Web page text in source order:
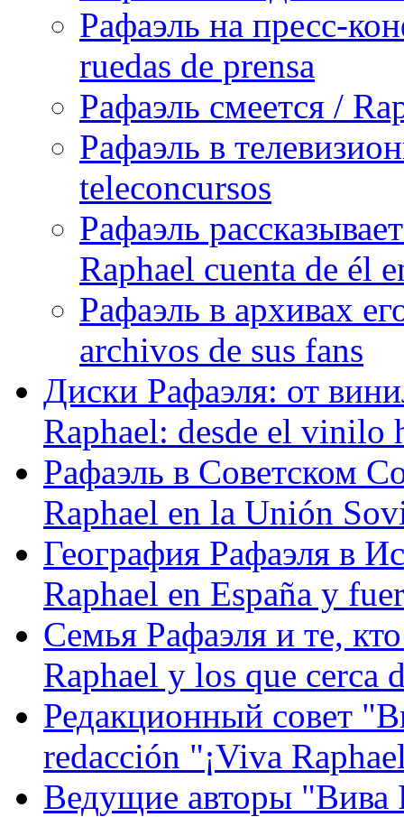
Рафаэль на пресс-
ruedas de prensa
Рафаэль смеется /
Рафаэль в
teleconcursos
Рафаэль
Raphael cuenta de él
Рафаэль в архивах
archivos de sus fans
Диски Рафаэля: от
Raphael: desde el vinilo
Рафаэль в Советском
Raphael en la Unión
География Рафаэля в
Raphael en España y
Семья Рафаэля и те,
Raphael y los que cerca
Редакционный совет
redacción "¡Viva
Ведущие авторы "Вива